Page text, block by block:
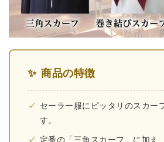
商品の特徴
セーラー服にピッタリのスカー
す。